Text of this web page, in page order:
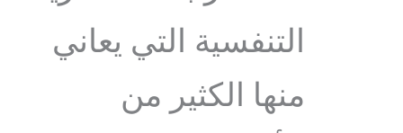
التنفسية التي يعاني
منها الكثير من